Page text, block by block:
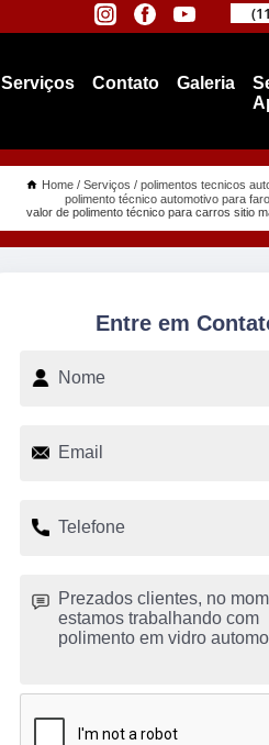
Serviços Contato Galeria
Home Serviços
polimentos tecnicos
polimento técnico automotivo para
valor de polimento técnico para carros sitio
Entre em